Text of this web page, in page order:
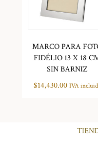
MARCO PARA
FIDÉLIO 13 X 18
SIN BARNIZ
$14,430.00 IVA